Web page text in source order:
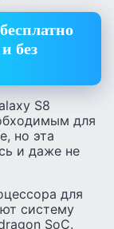
без
S8
для
но эта
и даже не
для
систему
SoC.